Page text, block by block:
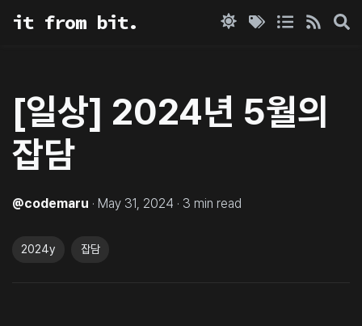
it from bit.
[일상] 2024년 5월의
잡담
@codemaru · May 31, 2024 · 3 min read
2024y 잡담